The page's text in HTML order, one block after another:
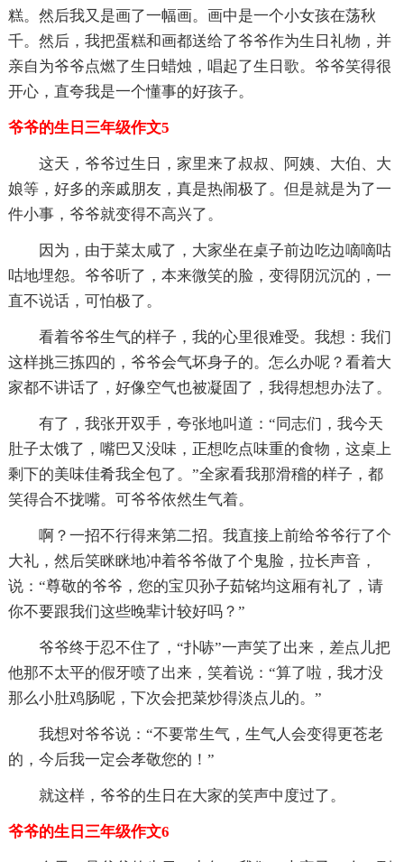
糕。然后我又是画了一幅画。画中是一个小女孩在荡秋
千。然后，我把蛋糕和画都送给了爷爷作为生日礼物，并
亲自为爷爷点燃了生日蜡烛，唱起了生日歌。爷爷笑得很
开心，直夸我是一个懂事的好孩子。
爷爷的生日三年级作文5
这天，爷爷过生日，家里来了叔叔、阿姨、大伯、大
娘等，好多的亲戚朋友，真是热闹极了。但是就是为了一
件小事，爷爷就变得不高兴了。
因为，由于菜太咸了，大家坐在桌子前边吃边嘀嘀咕
咕地埋怨。爷爷听了，本来微笑的脸，变得阴沉沉的，一
直不说话，可怕极了。
看着爷爷生气的样子，我的心里很难受。我想：我们
这样挑三拣四的，爷爷会气坏身子的。怎么办呢？看着大
家都不讲话了，好像空气也被凝固了，我得想想办法了。
有了，我张开双手，夸张地叫道：“同志们，我今天
肚子太饿了，嘴巴又没味，正想吃点味重的食物，这桌上
剩下的美味佳肴我全包了。”全家看我那滑稽的样子，都
笑得合不拢嘴。可爷爷依然生气着。
啊？一招不行得来第二招。我直接上前给爷爷行了个
大礼，然后笑眯眯地冲着爷爷做了个鬼脸，拉长声音，
说：“尊敬的爷爷，您的宝贝孙子茹铭均这厢有礼了，请
你不要跟我们这些晚辈计较好吗？”
爷爷终于忍不住了，“扑哧”一声笑了出来，差点儿把
他那不太平的假牙喷了出来，笑着说：“算了啦，我才没
那么小肚鸡肠呢，下次会把菜炒得淡点儿的。”
我想对爷爷说：“不要常生气，生气人会变得更苍老
的，今后我一定会孝敬您的！”
就这样，爷爷的生日在大家的笑声中度过了。
爷爷的生日三年级作文6